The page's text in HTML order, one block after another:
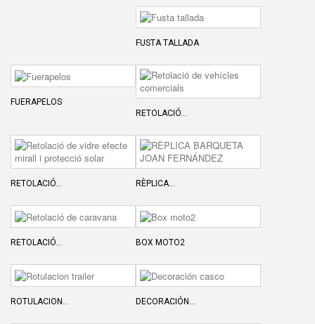
FUSTA TALLADA
FUERAPELOS
RETOLACIÓ...
RETOLACIÓ... RÈPLICA...
RETOLACIÓ... BOX MOTO2
ROTULACION... DECORACIÓN...